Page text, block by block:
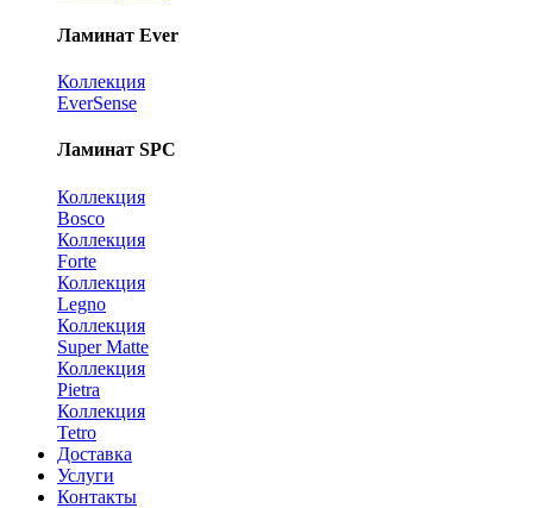
Ламинат Ever
Коллекция
EverSense
Ламинат SPC
Коллекция
Bosco
Коллекция
Forte
Коллекция
Legno
Коллекция
Super Matte
Коллекция
Pietra
Коллекция
Tetro
Доставка
Услуги
Контакты